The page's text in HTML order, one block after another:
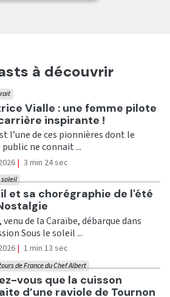
à découvrir
Vialle : une femme pilote
inspirante !
l’une de ces pionnières dont le
ne connait ...
| 3 min 24 sec
et sa chorégraphie de l'été
soleil
venu de la Caraïbe, débarque dans
Sous le soleil ...
| 1 min 13 sec
vous que la cuisson
d’une raviole de Tournon
de France du Chef Albert